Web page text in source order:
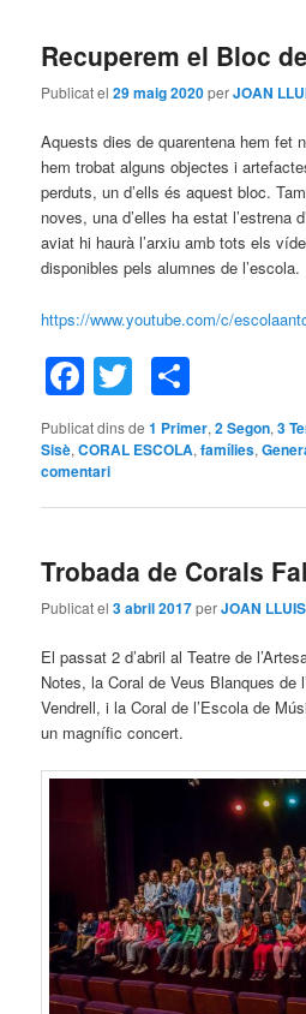
principal
secundari
Recuperem el Bloc
Publicat el29 maig 2020perJOAN
Aquests dies de quarentena hem fet
hem trobat alguns objectes i
perduts, un d’ells és aquest bloc.
noves, una d’elles ha estat l’estrena
aviat hi haurà l’arxiu amb tots els
disponibles pels alumnes de l’escola.
https://www.youtube.com/c/
Facebook
Twitter
Publicat dins de 1 Primer,2 Segon,3
Sisè,CORAL ESCOLA,famílies,
comentari
Trobada de Corals
Publicat el3 abril 2017perJOAN LLUIS
El passat 2 d’abril al Teatre de
Notes, la Coral de Veus Blanques de
Vendrell, i la Coral de l’Escola de
un magnífic concert.